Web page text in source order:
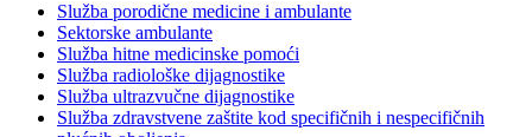
Služba porodične medicine i ambulante
Sektorske ambulante
Služba hitne medicinske pomoći
Služba radiološke dijagnostike
Služba ultrazvučne dijagnostike
Služba zdravstvene zaštite kod specifičnih i nespecifičnih